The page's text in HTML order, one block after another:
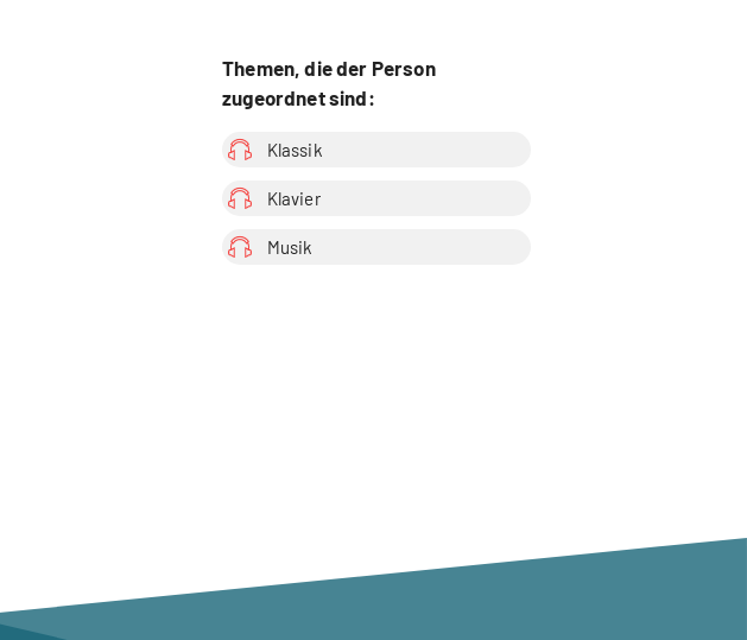
Themen, die der Person
zugeordnet sind:
Klassik
Klavier
Musik